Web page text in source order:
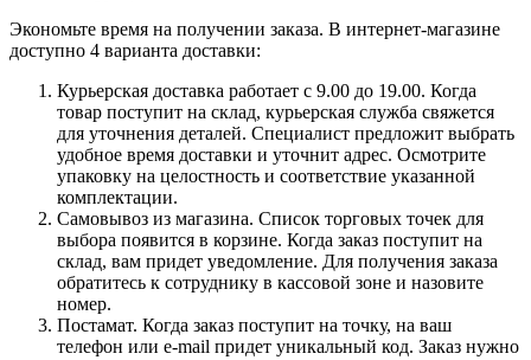
Экономьте время на получении заказа. В интернет-магазине
доступно 4 варианта доставки:
Курьерская доставка работает с 9.00 до 19.00. Когда
товар поступит на склад, курьерская служба свяжется
для уточнения деталей. Специалист предложит выбрать
удобное время доставки и уточнит адрес. Осмотрите
упаковку на целостность и соответствие указанной
комплектации.
Самовывоз из магазина. Список торговых точек для
выбора появится в корзине. Когда заказ поступит на
склад, вам придет уведомление. Для получения заказа
обратитесь к сотруднику в кассовой зоне и назовите
номер.
Постамат. Когда заказ поступит на точку, на ваш
телефон или e-mail придет уникальный код. Заказ нужно